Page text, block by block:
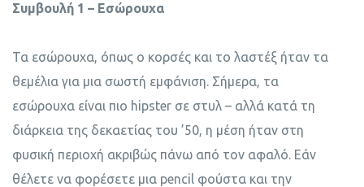
Συμβουλή 1 – Εσώρουχα
Τα εσώρουχα, όπως ο κορσές και το λαστέξ ήταν τα
θεμέλια για μια σωστή εμφάνιση. Σήμερα, τα
εσώρουχα είναι πιο hipster σε στυλ – αλλά κατά τη
διάρκεια της δεκαετίας του ’50, η μέση ήταν στη
φυσική περιοχή ακριβώς πάνω από τον αφαλό. Εάν
θέλετε να φορέσετε μια pencil φούστα και την